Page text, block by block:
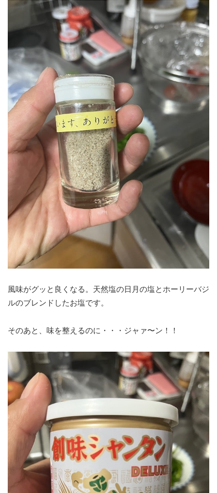
風味がグッと良くなる。天然塩の日月の塩とホーリーバジ
ルのブレンドしたお塩です。
そのあと、味を整えるのに・・・ジャァ〜ン！！